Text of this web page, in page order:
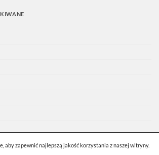
aby zapewnić najlepszą jakość korzystania z naszej witryny.